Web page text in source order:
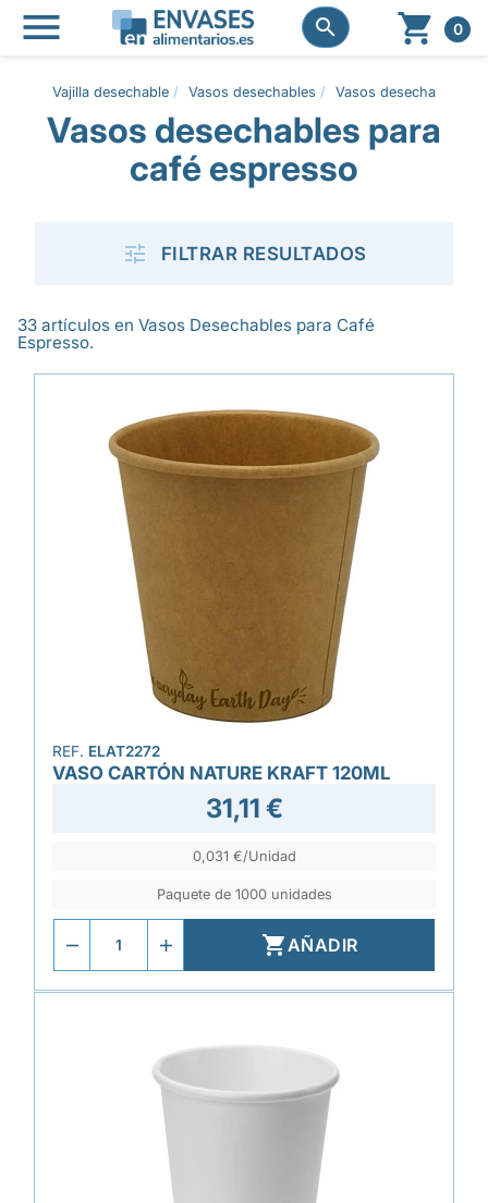
 
  0
Vajilla desechable Vasos desechables Vasos desechables
Vasos desechables para
café espresso
 FILTRAR RESULTADOS
33 artículos en Vasos Desechables para Café
Espresso.
REF. ELAT2272
VASO CARTÓN NATURE KRAFT 120ML
31,11 €
0,031 €/Unidad
Paquete de 1000 unidades
AÑADIR